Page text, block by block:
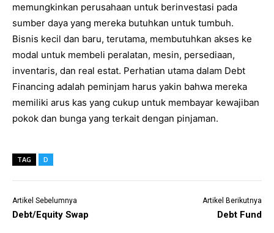
memungkinkan perusahaan untuk berinvestasi pada
sumber daya yang mereka butuhkan untuk tumbuh.
Bisnis kecil dan baru, terutama, membutuhkan akses ke
modal untuk membeli peralatan, mesin, persediaan,
inventaris, dan real estat. Perhatian utama dalam Debt
Financing adalah peminjam harus yakin bahwa mereka
memiliki arus kas yang cukup untuk membayar kewajiban
pokok dan bunga yang terkait dengan pinjaman.
TAG D
Artikel Sebelumnya
Debt/Equity Swap
Artikel Berikutnya
Debt Fund